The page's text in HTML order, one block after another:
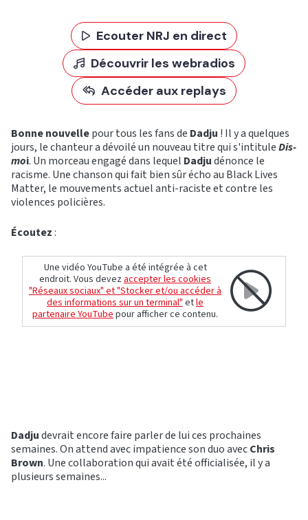
Ecouter NRJ en direct
Découvrir les webradios
Accéder aux replays
Bonne nouvellepour tous les fans de Dadju ! Il y a quelques
jours, le chanteur a dévoilé un nouveau titre qui s'intituleDis-
moi. Un morceau engagé dans lequel Dadjudénonce le
racisme. Une chanson qui fait bien sûr écho au Black Lives
Matter, le mouvements actuel anti-raciste et contre les
violences policières.
Écoutez:
Une vidéo YouTube a été intégrée à cet
endroit. Vous devez accepter les cookies
"Réseaux sociaux" et "Stocker et/ou accéder à
des informations sur un terminal" etle
partenaire YouTube pour afficher ce contenu.
Dadjudevrait encore faire parler de lui ces prochaines
semaines. On attend avec impatience son duo avecChris
Brown. Une collaboration qui avait été officialisée, il y a
plusieurs semaines...